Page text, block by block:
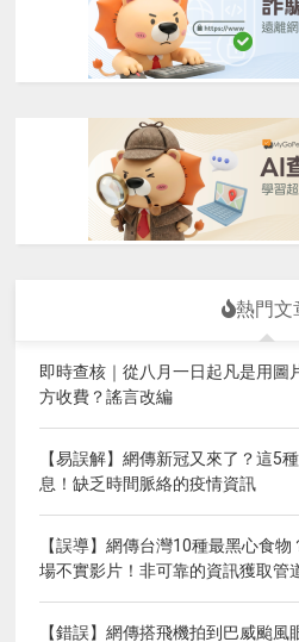
熱門文
即時查核｜從八月一日起凡是用圖
方收費？謠言改編
【易誤解】網傳新冠又來了？這5
息！缺乏時間脈絡的疫情資訊
【誤導】網傳台灣10種最黑心食
場不實影片！非可靠的資訊獲取管
【錯誤】網傳搭飛機拍到巴威颱